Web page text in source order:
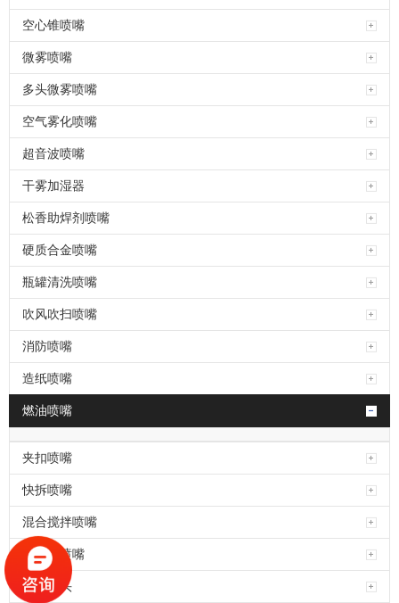
空心锥喷嘴
微雾喷嘴
多头微雾喷嘴
空气雾化喷嘴
超音波喷嘴
干雾加湿器
松香助焊剂喷嘴
硬质合金喷嘴
瓶罐清洗喷嘴
吹风吹扫喷嘴
消防喷嘴
造纸喷嘴
燃油喷嘴
夹扣喷嘴
快拆喷嘴
混合搅拌喷嘴
定制类喷嘴
万向接头